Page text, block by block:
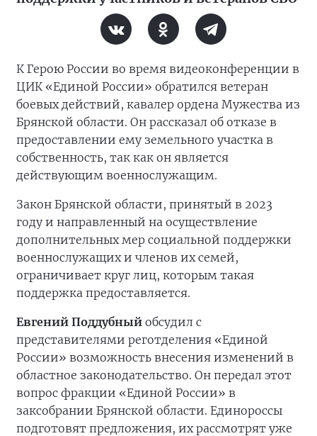
К Герою России во время видеоконференции в
ЦИК «Единой России» обратился ветеран
боевых действий, кавалер ордена Мужества из
Брянской области. Он рассказал об отказе в
предоставлении ему земельного участка в
собственность, так как он является
действующим военнослужащим.
Закон Брянской области, принятый в 2023
году и направленный на осуществление
дополнительных мер социальной поддержки
военнослужащих и членов их семей,
ограничивает круг лиц, которым такая
поддержка предоставляется.
Евгений Поддубный обсудил с
представителями реготделения «Единой
России» возможность внесения изменений в
областное законодательство. Он передал этот
вопрос фракции «Единой России» в
заксобрании Брянской области. Единороссы
подготовят предложения, их рассмотрят уже